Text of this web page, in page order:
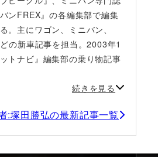
バンFREX』の各編集部で編集
。主にワゴン、ミニバン、
の新車記事を担当。2003年1
トナビ』編集部の乗り物記事
続きを見る
:塚田勝弘の最新記事一覧